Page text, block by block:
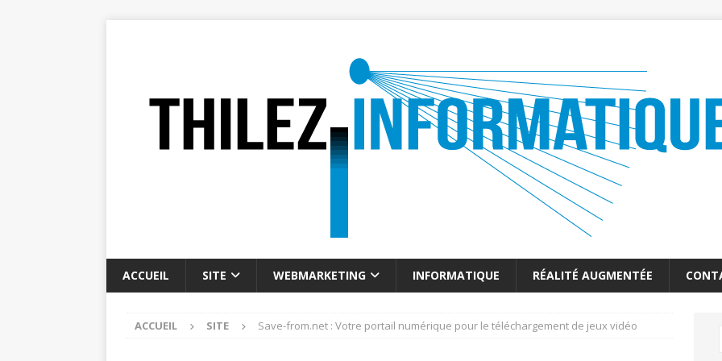
ACCUEIL SITE WEBMARKETING INFORMATIQUE RÉALITÉ AUGMENTÉE
ACCUEIL SITE Save-from.net : Votre portail numérique pour le téléchargement de jeux vidéo